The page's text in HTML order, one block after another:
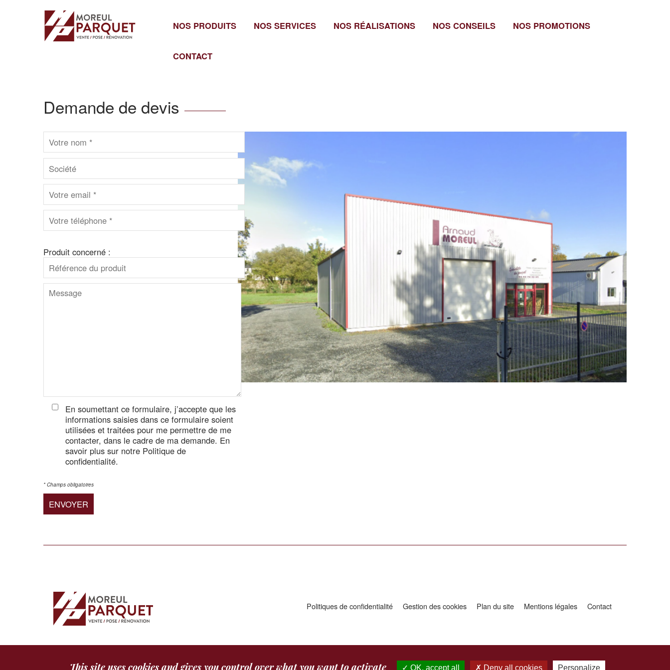
NOS PRODUITS NOS SERVICES NOS RÉALISATIONS NOS CONSEILS NOS PROMOTIONS
CONTACT
Demande de devis
Produit concerné :
En soumettant ce formulaire, j’accepte que les
informations saisies dans ce formulaire soient
utilisées et traitées pour me permettre de me
contacter, dans le cadre de ma demande. En
savoir plus sur notre Politique de
confidentialité.
* Champs obligatoires
Politiques de confidentialité Gestion des cookies Plan du site Mentions légales Contact
Contactez-nous
This site uses cookies and gives you control over what you want to activate OK, accept all Deny all cookies Personalize